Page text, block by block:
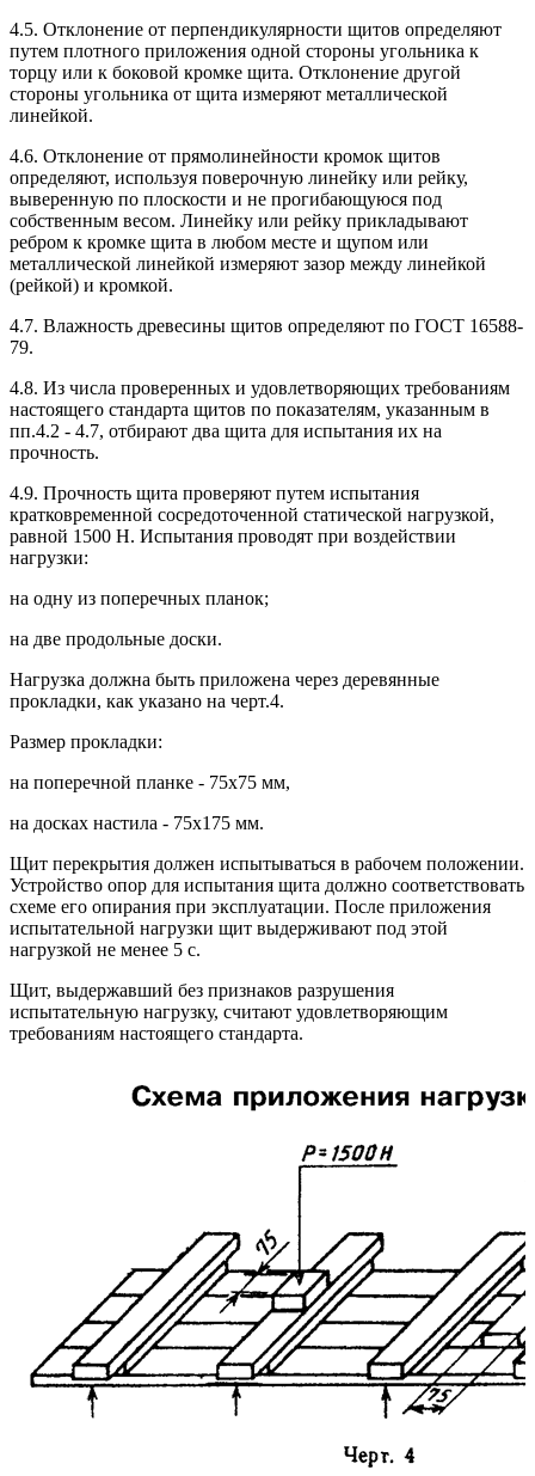
4.5. Отклонение от перпендикулярности щитов определяют
путем плотного приложения одной стороны угольника к
торцу или к боковой кромке щита. Отклонение другой
стороны угольника от щита измеряют металлической
линейкой.
4.6. Отклонение от прямолинейности кромок щитов
определяют, используя поверочную линейку или рейку,
выверенную по плоскости и не прогибающуюся под
собственным весом. Линейку или рейку прикладывают
ребром к кромке щита в любом месте и щупом или
металлической линейкой измеряют зазор между линейкой
(рейкой) и кромкой.
4.7. Влажность древесины щитов определяют по ГОСТ 16588-
79.
4.8. Из числа проверенных и удовлетворяющих требованиям
настоящего стандарта щитов по показателям, указанным в
пп.4.2 - 4.7, отбирают два щита для испытания их на
прочность.
4.9. Прочность щита проверяют путем испытания
кратковременной сосредоточенной статической нагрузкой,
равной 1500 Н. Испытания проводят при воздействии
нагрузки:
на одну из поперечных планок;
на две продольные доски.
Нагрузка должна быть приложена через деревянные
прокладки, как указано на черт.4.
Размер прокладки:
на поперечной планке - 75х75 мм,
на досках настила - 75х175 мм.
Щит перекрытия должен испытываться в рабочем положении.
Устройство опор для испытания щита должно соответствовать
схеме его опирания при эксплуатации. После приложения
испытательной нагрузки щит выдерживают под этой
нагрузкой не менее 5 с.
Щит, выдержавший без признаков разрушения
испытательную нагрузку, считают удовлетворяющим
требованиям настоящего стандарта.